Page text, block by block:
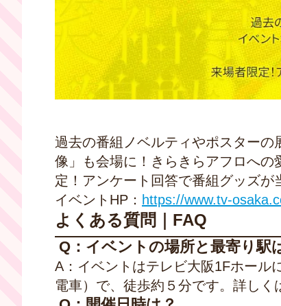
過去の番組ノベルティやポスター
像」も会場に！きらきらアフロへ
定！アンケート回答で番組グッズが
イベント HP ： https://www.tv-
よくある質問｜FAQ
Q：イベントの場所と最寄り駅
A ：イベントはテレビ大阪1Fホール
電車）で、徒歩約５分です。詳しく